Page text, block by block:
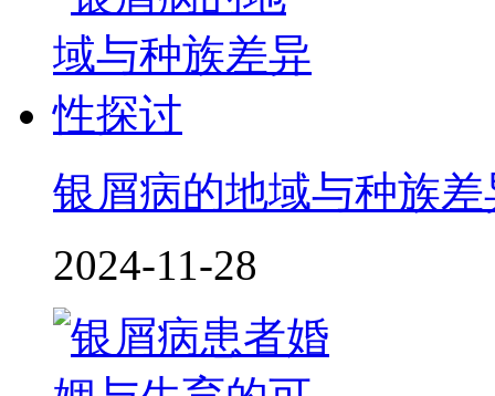
银屑病的地域与种族
2024-11-28